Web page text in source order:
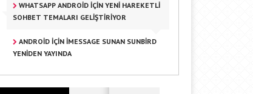
WHATSAPP ANDROID IÇIN YENI HAREKETLI
SOHBET TEMALARI GELIŞTIRIYOR
ANDROID IÇIN IMESSAGE SUNAN SUNBIRD
YENIDEN YAYINDA